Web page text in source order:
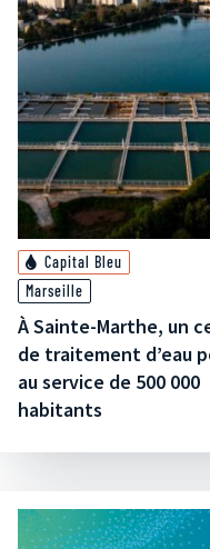
Capital Bleu
Marseille
À Sainte-Marthe, un
de traitement d’eau
au service de 500 000
habitants